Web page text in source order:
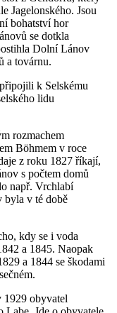
Jagelonského. Jsou
bohatství hor
se dotkla
Dolní Lánov
a továrnu.
k Selskému
lidu
rozmachem
Böhmem v roce
z roku 1827 říkají,
s počtem domů
např. Vrchlabí
byla v té době
kdy se i voda
a 1845. Naopak
a 1844 se škodami
1929 obyvatel